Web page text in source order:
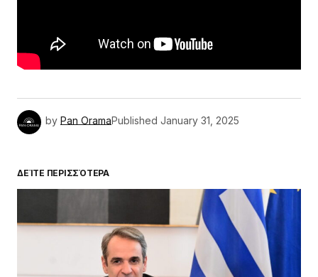
by Pan OramaPublished January 31, 2025
ΔΕΊΤΕ ΠΕΡΙΣΣΌΤΕΡΑ